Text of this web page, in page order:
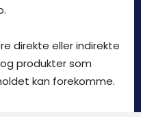
direkte eller indirekte
produkter som
kan forekomme.